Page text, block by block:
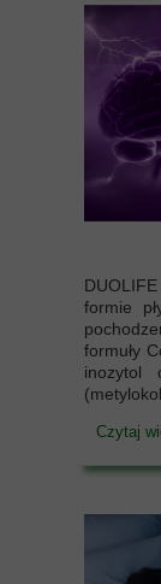
formie
formuły
inozytol
Czytaj